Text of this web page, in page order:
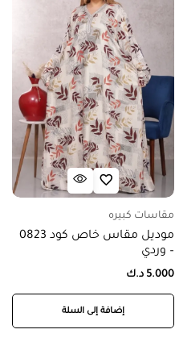
مقاسات كبيره
موديل مقاس خاص كود 0823
– وردي
5.000 د.ك
إضافة إلى السلة